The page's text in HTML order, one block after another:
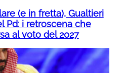
(e in fretta), Gualtieri
Pd: i retroscena che
al voto del 2027